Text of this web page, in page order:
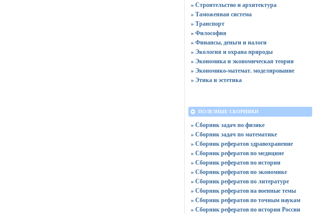
» Строительство и архитектура
» Таможенная система
» Транспорт
» Философия
» Финансы, деньги и налоги
» Экология и охрана природы
» Экономика и экономическая теория
» Экономико-математ. моделирование
» Этика и эстетика
ПОЛЕЗНЫЕ СБОРНИКИ
» Сборник задач по физике
» Сборник задач по математике
» Сборник рефератов здравохранение
» Сборник рефератов по медицине
» Сборник рефератов по истории
» Сборник рефератов по экономике
» Сборник рефератов по литературе
» Сборник рефератов на военные темы
» Сборник рефератов по точным наукам
» Сборник рефератов по истории России